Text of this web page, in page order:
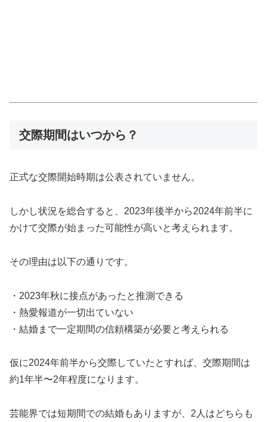
交際期間はいつから？
正式な交際開始時期は公表されていません。
しかし状況を総合すると、2023年後半から2024年前半に
かけて交際が始まった可能性が高いと考えられます。
その理由は以下の通りです。
・2023年秋に接点があったと推測できる
・熱愛報道が一切出ていない
・結婚まで一定期間の信頼構築が必要と考えられる
仮に2024年前半から交際していたとすれば、交際期間は
約1年半〜2年程度になります。
芸能界では短期間での結婚もありますが、2人はどちらも